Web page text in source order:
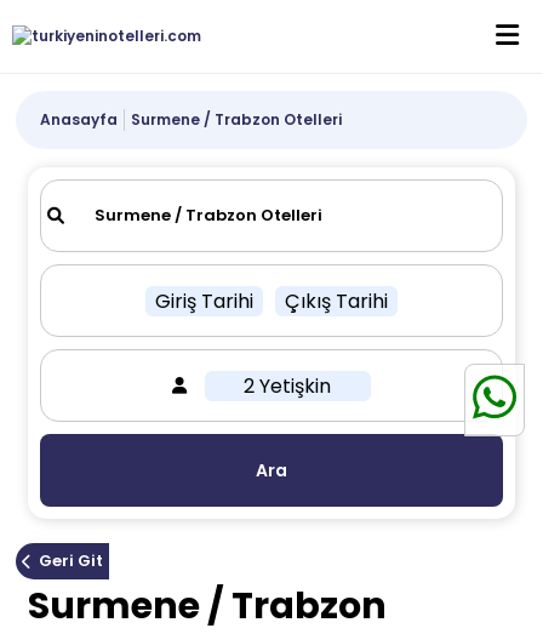
Anasayfa Surmene / Trabzon Otelleri
Giriş Tarihi Çıkış Tarihi
2 Yetişkin
Ara
Geri Git
Surmene / Trabzon